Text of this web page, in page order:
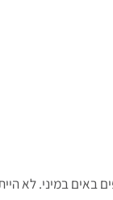
באים במיני. לא